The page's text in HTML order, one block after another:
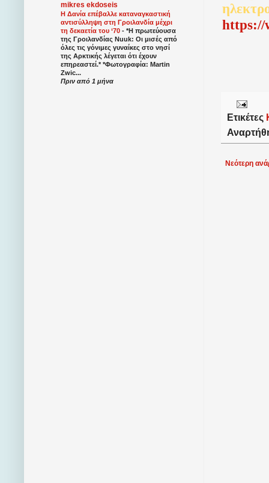
https://
Ετικέτες
Νεότερη
mikres ekdoseis
Η Δανία επέβαλλε καταναγκαστική
αντισύλληψη στη Γροιλανδία μέχρι
τη δεκαετία του ‘70 - *Η πρωτεύουσα
της Γροιλανδίας Nuuk: Οι μισές από
όλες τις γόνιμες γυναίκες στο νησί
της Αρκτικής λέγεται ότι έχουν
επηρεαστεί.* *Φωτογραφία: Martin
Zwic...
Πριν από 1 μήνα